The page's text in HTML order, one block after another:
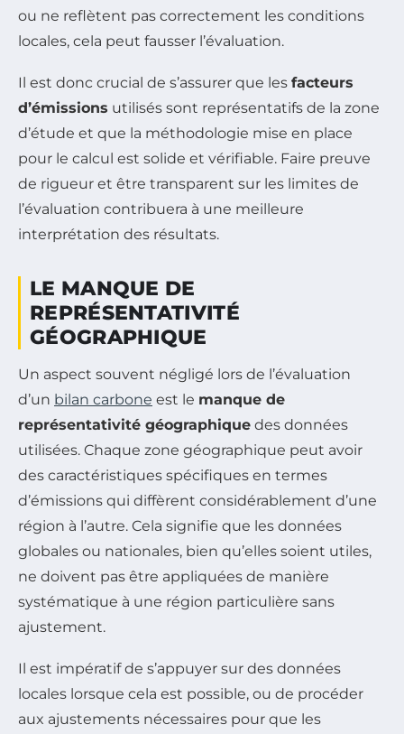
ou ne reflètent pas correctement les conditions
locales, cela peut fausser l’évaluation.
Il est donc crucial de s’assurer que les facteurs
d’émissions utilisés sont représentatifs de la zone
d’étude et que la méthodologie mise en place
pour le calcul est solide et vérifiable. Faire preuve
de rigueur et être transparent sur les limites de
l’évaluation contribuera à une meilleure
interprétation des résultats.
LE MANQUE DE
REPRÉSENTATIVITÉ
GÉOGRAPHIQUE
Un aspect souvent négligé lors de l’évaluation
d’un bilan carbone est le manque de
représentativité géographique des données
utilisées. Chaque zone géographique peut avoir
des caractéristiques spécifiques en termes
d’émissions qui diffèrent considérablement d’une
région à l’autre. Cela signifie que les données
globales ou nationales, bien qu’elles soient utiles,
ne doivent pas être appliquées de manière
systématique à une région particulière sans
ajustement.
Il est impératif de s’appuyer sur des données
locales lorsque cela est possible, ou de procéder
aux ajustements nécessaires pour que les